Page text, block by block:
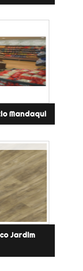
Mandaqui
Jardim